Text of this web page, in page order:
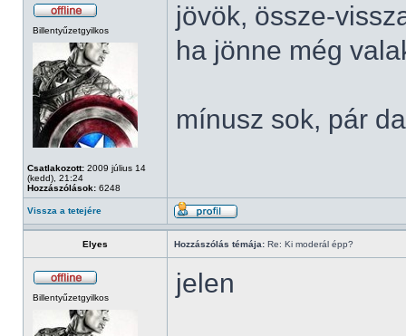
Billentyűzetgyilkos
Csatlakozott: 2009 július 14
(kedd), 21:24
Hozzászólások: 6248
jövök, össze-
ha jönne még
mínusz sok, pár
Vissza a tetejére
Elyes Hozzászólás témája: Re: Ki moderál épp?
Billentyűzetgyilkos jelen